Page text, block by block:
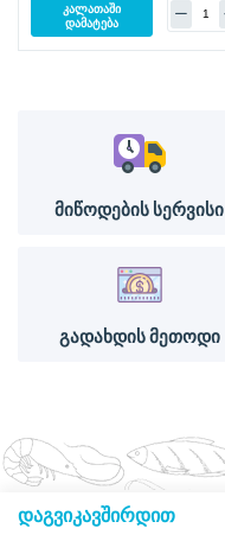
კალათაში
დამატება
მიწოდების სერვისი
გადახდის მეთოდი
დაგვიკავშირდით